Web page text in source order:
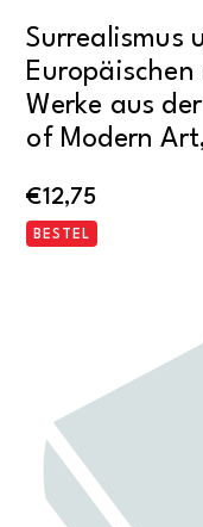
Surrealismus
Werke aus
of Modern
€12,75
BESTEL